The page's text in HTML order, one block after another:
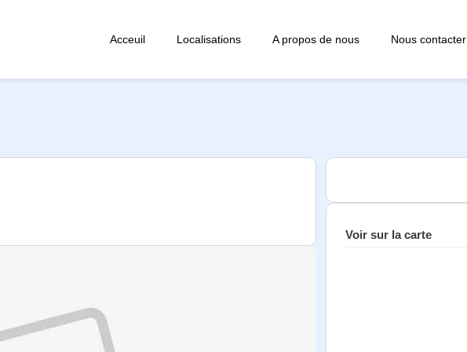
Acceuil Localisations A propos de nous Nous contacter
Voir sur la carte